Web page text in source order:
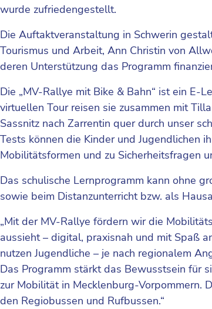
wurde zufriedengestellt.
Die Auftaktveranstaltung in Schwerin
Tourismus und Arbeit, Ann Christin von
deren Unterstützung das Programm
Die „MV-Rallye mit Bike & Bahn“ ist ein E-
virtuellen Tour reisen sie zusammen mit
Sassnitz nach Zarrentin quer durch unser
Tests können die Kinder und Jugendlichen
Mobilitätsformen und zu Sicherheitsfragen
Das schulische Lernprogramm kann ohne
sowie beim Distanzunterricht bzw. als
„Mit der MV-Rallye fördern wir die
aussieht – digital, praxisnah und mit Spaß
nutzen Jugendliche – je nach regionalem
Das Programm stärkt das Bewusstsein für
zur Mobilität in Mecklenburg-Vorpommern.
den Regiobussen und Rufbussen.“